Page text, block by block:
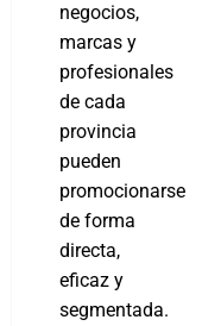
negocios,
marcas y
profesionales
de cada
provincia
pueden
promocionarse
de forma
directa,
eficaz y
segmentada.